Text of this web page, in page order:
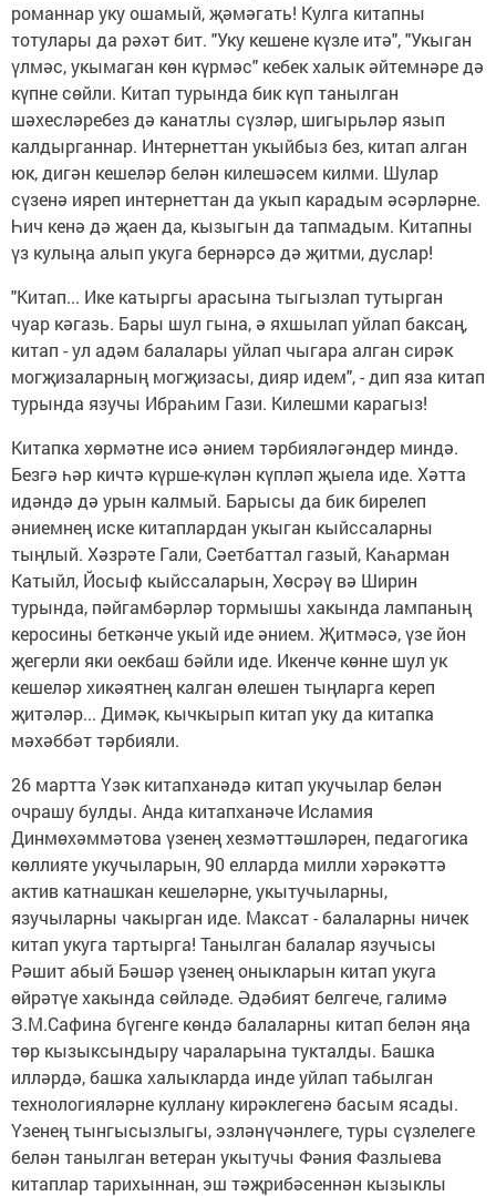
романнар уку ошамый, җәмәгать! Кулга китапны
тотулары да рәхәт бит. "Уку кешене күзле итә", "Укыган
үлмәс, укымаган көн күрмәс" кебек халык әйтемнәре дә
күпне сөйли. Китап турында бик күп танылган
шәхесләребез дә канатлы сүзләр, шигырьләр язып
калдырганнар. Интернеттан укыйбыз без, китап алган
юк, дигән кешеләр белән килешәсем килми. Шулар
сүзенә ияреп интернеттан да укып карадым әсәрләрне.
Һич кенә дә җаен да, кызыгын да тапмадым. Китапны
үз кулыңа алып укуга бернәрсә дә җитми, дуслар!
"Китап... Ике катыргы арасына тыгызлап тутырган
чуар кәгазь. Бары шул гына, ә яхшылап уйлап баксаң,
китап - ул адәм балалары уйлап чыгара алган сирәк
могҗизаларның могҗизасы, дияр идем", - дип яза китап
турында язучы Ибраһим Гази. Килешми карагыз!
Китапка хөрмәтне исә әнием тәрбияләгәндер миндә.
Безгә һәр кичтә күрше-күлән күпләп җыела иде. Хәтта
идәндә дә урын калмый. Барысы да бик бирелеп
әниемнең иске китаплардан укыган кыйссаларны
тыңлый. Хәзрәте Гали, Сәетбаттал газый, Каһарман
Катыйл, Йосыф кыйссаларын, Хөсрәү вә Ширин
турында, пәйгамбәрләр тормышы хакында лампаның
керосины беткәнче укый иде әнием. Җитмәсә, үзе йон
җегерли яки оекбаш бәйли иде. Икенче көнне шул ук
кешеләр хикәятнең калган өлешен тыңларга кереп
җитәләр... Димәк, кычкырып китап уку да китапка
мәхәббәт тәрбияли.
26 мартта Үзәк китапханәдә китап укучылар белән
очрашу булды. Анда китапханәче Исламия
Динмөхәммәтова үзенең хезмәттәшләрен, педагогика
көллияте укучыларын, 90 елларда милли хәрәкәттә
актив катнашкан кешеләрне, укытучыларны,
язучыларны чакырган иде. Максат - балаларны ничек
китап укуга тартырга! Танылган балалар язучысы
Рәшит абый Бәшәр үзенең оныкларын китап укуга
өйрәтүе хакында сөйләде. Әдәбият белгече, галимә
З.М.Сафина бүгенге көндә балаларны китап белән яңа
төр кызыксындыру чараларына тукталды. Башка
илләрдә, башка халыкларда инде уйлап табылган
технологияләрне куллану кирәклегенә басым ясады.
Үзенең тынгысызлыгы, эзләнүчәнлеге, туры сүзлелеге
белән танылган ветеран укытучы Фәния Фазлыева
китаплар тарихыннан, эш тәҗрибәсеннән кызыклы